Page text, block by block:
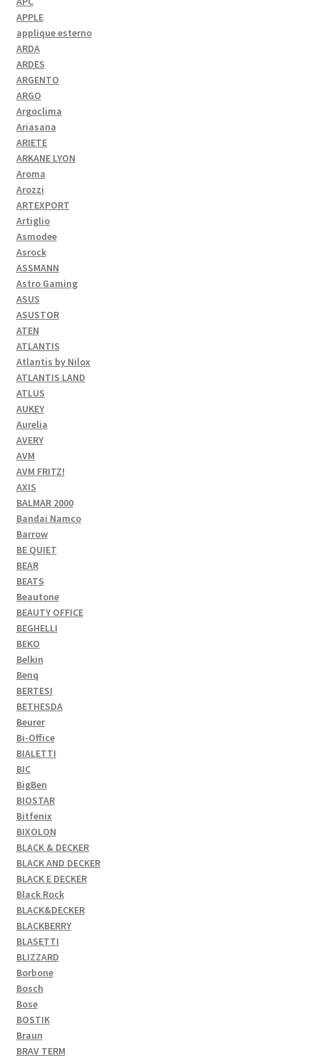
APPLE
applique esterno
ARDA
ARDES
ARGENTO
ARGO
Argoclima
Ariasana
ARIETE
ARKANE LYON
Aroma
Arozzi
ARTEXPORT
Artiglio
Asmodee
Asrock
ASSMANN
Astro Gaming
ASUS
ASUSTOR
ATEN
ATLANTIS
Atlantis by Nilox
ATLANTIS LAND
ATLUS
AUKEY
Aurelia
AVERY
AVM
AVM FRITZ!
AXIS
BALMAR 2000
Bandai Namco
Barrow
BE QUIET
BEAR
BEATS
Beautone
BEAUTY OFFICE
BEGHELLI
BEKO
Belkin
Benq
BERTESI
BETHESDA
Beurer
Bi-Office
BIALETTI
BIC
BigBen
BIOSTAR
Bitfenix
BIXOLON
BLACK & DECKER
BLACK AND DECKER
BLACK E DECKER
Black Rock
BLACK&DECKER
BLACKBERRY
BLASETTI
BLIZZARD
Borbone
Bosch
Bose
BOSTIK
Braun
BRAV TERM